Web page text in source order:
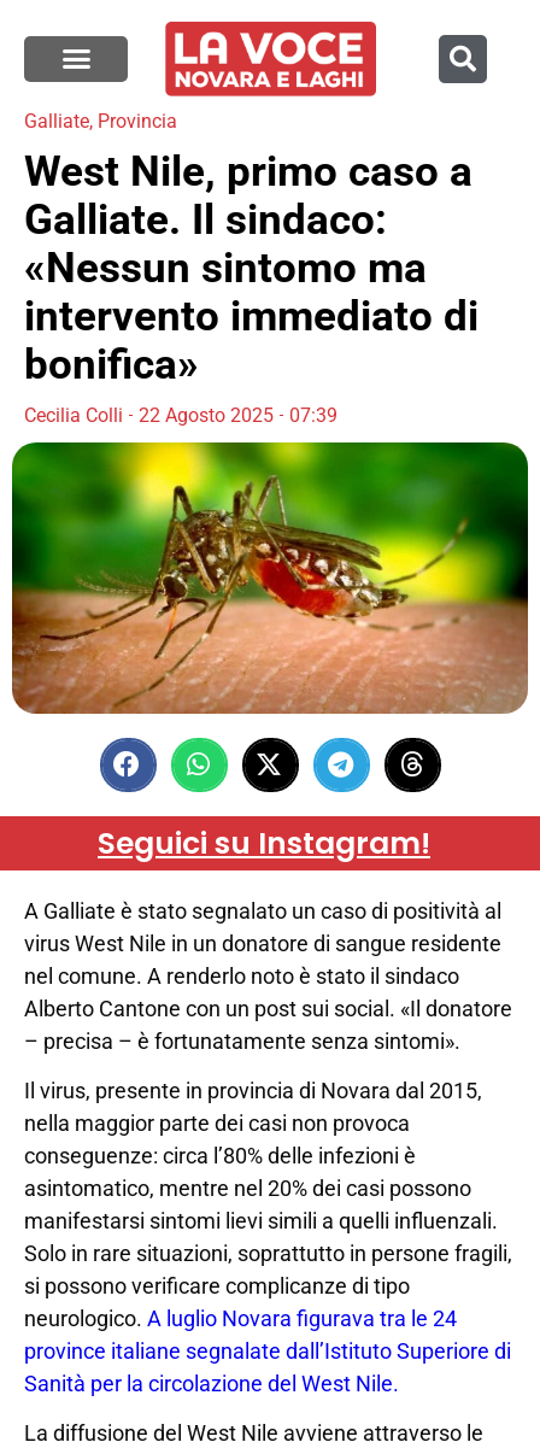
Galliate, Provincia
West Nile, primo caso a
Galliate. Il sindaco:
«Nessun sintomo ma
intervento immediato di
bonifica»
Cecilia Colli 22 Agosto 2025 07:39
Seguici su Instagram!
A Galliate è stato segnalato un caso di positività al
virus West Nile in un donatore di sangue residente
nel comune. A renderlo noto è stato il sindaco
Alberto Cantone con un post sui social. «Il donatore
– precisa – è fortunatamente senza sintomi».
Il virus, presente in provincia di Novara dal 2015,
nella maggior parte dei casi non provoca
conseguenze: circa l’80% delle infezioni è
asintomatico, mentre nel 20% dei casi possono
manifestarsi sintomi lievi simili a quelli influenzali.
Solo in rare situazioni, soprattutto in persone fragili,
si possono verificare complicanze di tipo
neurologico. A luglio Novara figurava tra le 24
province italiane segnalate dall’Istituto Superiore di
Sanità per la circolazione del West Nile.
La diffusione del West Nile avviene attraverso le